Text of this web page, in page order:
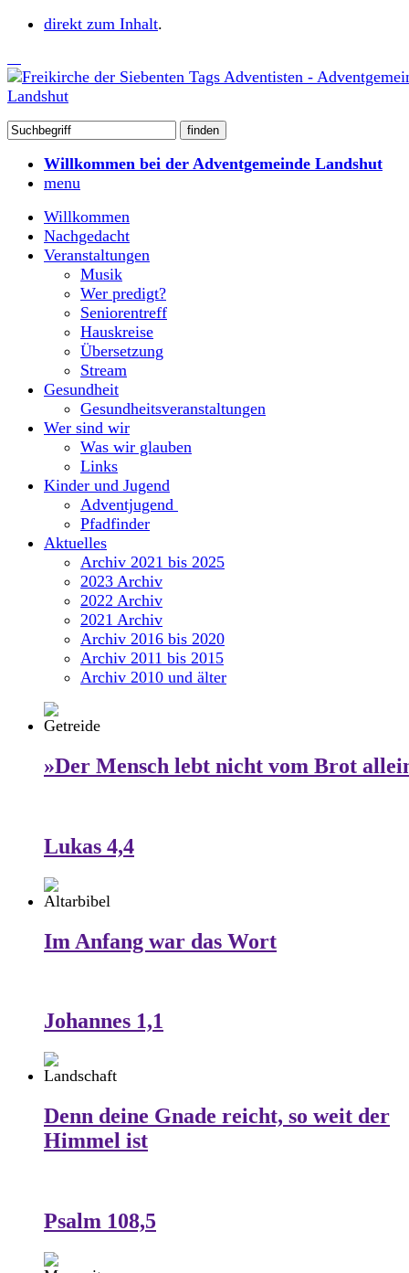
direkt zum Inhalt.
Willkommen bei der Adventgemeinde Landshut
menu
Willkommen
Nachgedacht
Veranstaltungen
Musik
Wer predigt?
Seniorentreff
Hauskreise
Übersetzung
Stream
Gesundheit
Gesundheitsveranstaltungen
Wer sind wir
Was wir glauben
Links
Kinder und Jugend
Adventjugend
Pfadfinder
Aktuelles
Archiv 2021 bis 2025
2023 Archiv
2022 Archiv
2021 Archiv
Archiv 2016 bis 2020
Archiv 2011 bis 2015
Archiv 2010 und älter
»Der Mensch lebt nicht vom Brot
Lukas 4,4
Im Anfang war das Wort
Johannes 1,1
Denn deine Gnade reicht, so weit der
Himmel ist
Psalm 108,5